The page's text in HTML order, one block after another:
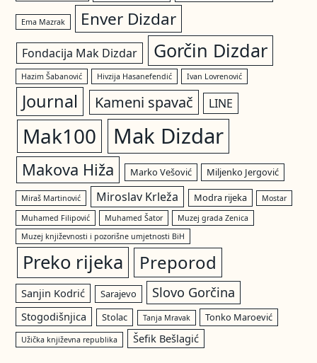
Ema Mazrak Enver Dizdar
Fondacija Mak Dizdar Gorčin Dizdar
Hazim Šabanović Hivzija Hasanefendić Ivan Lovrenović
Journal Kameni spavač LINE
Mak100 Mak Dizdar
Makova Hiža Marko Vešović Miljenko Jergović
Miraš Martinović Miroslav Krleža Modra rijeka
Mostar
Muhamed Filipović
Muhamed Šator
Muzej grada Zenica
Muzej književnosti i pozorišne umjetnosti BiH
Preko rijeka Preporod
Sanjin Kodrić Sarajevo Slovo Gorčina
Stogodišnjica Stolac Tanja Mravak Tonko Maroević
Užička književna republika Šefik Bešlagić